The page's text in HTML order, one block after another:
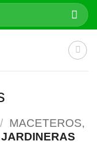
/ MACETEROS,
JARDINERAS